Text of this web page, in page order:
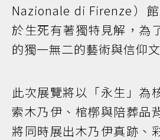
Nazionale di Firenze）
於生死有著獨特見解，為
的獨一無二的藝術與信仰
此次展覽將以「永生」為
索木乃伊、棺槨與陪葬品
將同時展出木乃伊真跡、